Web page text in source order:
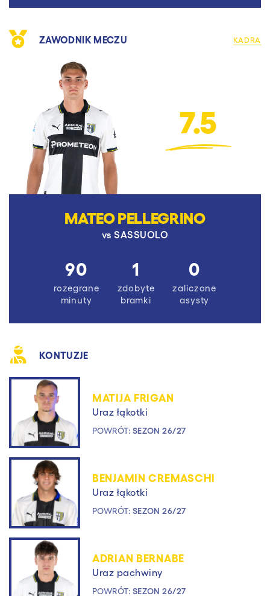
ZAWODNIK MECZU KADRA
7.5
MATEO PELLEGRINO
vsSASSUOLO
90
rozegrane
minuty
1
zdobyte
bramki
0
zaliczone
asysty
KONTUZJE
MATIJA FRIGAN
Uraz łąkotki
POWRÓT: SEZON 26/27
BENJAMIN CREMASCHI
Uraz łąkotki
POWRÓT: SEZON 26/27
ADRIAN BERNABE
Uraz pachwiny
POWRÓT: SEZON 26/27